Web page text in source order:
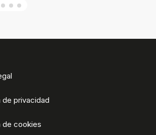
de privacidad
de cookies